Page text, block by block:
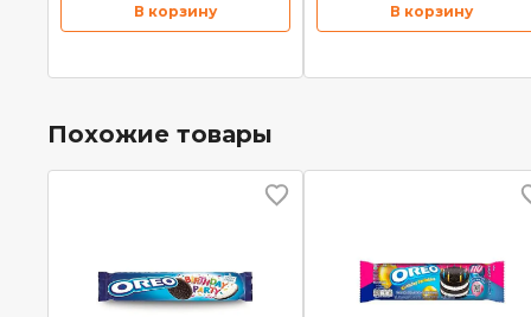
В корзину В корзину
Похожие товары